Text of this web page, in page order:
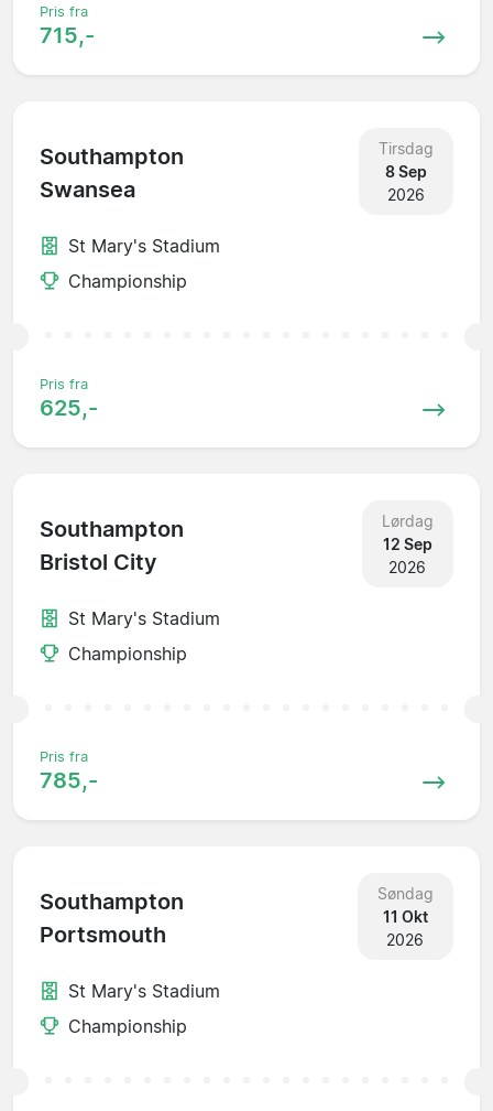
Pris fra
715,-
Southampton
Swansea
Tirsdag
8 Sep
2026
St Mary's Stadium
Championship
Pris fra
625,-
Southampton
Bristol City
Lørdag
12 Sep
2026
St Mary's Stadium
Championship
Pris fra
785,-
Southampton
Portsmouth
Søndag
11 Okt
2026
St Mary's Stadium
Championship